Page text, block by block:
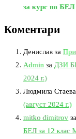
за курс по БЕЛ
Коментари
Денислав за
Admin за ДЗИ
2024 г.)
Людмила Стаева
(август 2024 г.)
mitko dimitrov за
БЕЛ за 12 клас